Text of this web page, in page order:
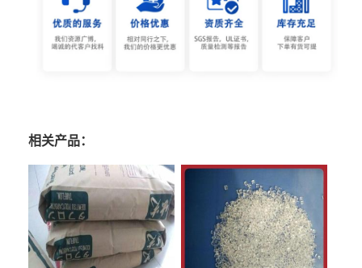
相关产品：